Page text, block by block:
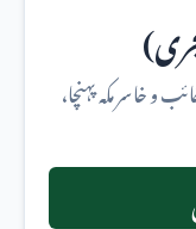
خاسر مکہ پہنچا،